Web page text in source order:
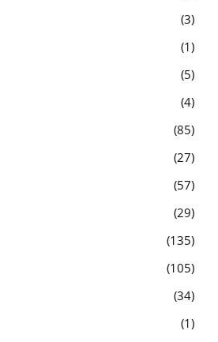
3
1
5
4
85
27
57
29
135
105
34
1